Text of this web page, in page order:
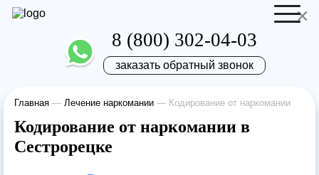
8 (800) 302-04-03
заказать обратный звонок
Главная — Лечение наркомании — Кодирование от наркомании
Кодирование от наркомании в
Сестрорецке
Запись на приём
Ваше имя
Отправить резюме
Ваше имя
×